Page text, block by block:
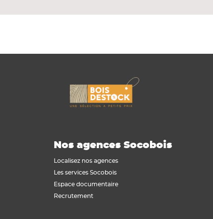
Nos agences Socobois
Localisez nos agences
Les services Socobois
Espace documentaire
Recrutement